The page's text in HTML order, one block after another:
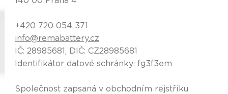
+420 720 054 371
info@remabattery.cz
IČ: 28985681, DIČ: CZ28985681
Identifikátor datové schránky: fg3f3em
Společnost zapsaná v obchodním rejstříku